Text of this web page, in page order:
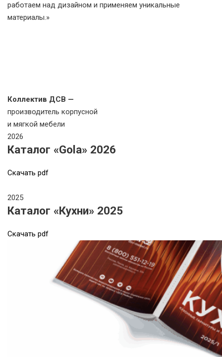
работаем над дизайном и применяем уникальные
материалы.»
Коллектив ДСВ —
производитель корпусной
и мягкой мебели
2026
Каталог «Gola» 2026
Cкачать pdf
2025
Каталог «Кухни» 2025
Cкачать pdf